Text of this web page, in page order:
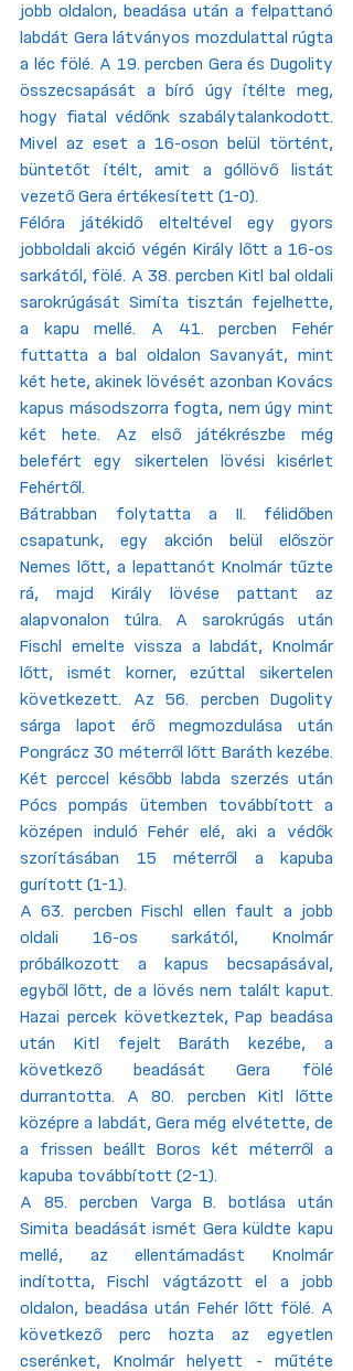
jobb oldalon, beadása után a felpattanó
labdát Gera látványos mozdulattal rúgta
a léc fölé. A 19. percben Gera és Dugolity
összecsapását a bíró úgy ítélte meg,
hogy fiatal védőnk szabálytalankodott.
Mivel az eset a 16-oson belül történt,
büntetőt ítélt, amit a góllövő listát
vezető Gera értékesített (1-0).
Félóra játékidő elteltével egy gyors
jobboldali akció végén Király lőtt a 16-os
sarkától, fölé. A 38. percben Kitl bal oldali
sarokrúgását Simíta tisztán fejelhette,
a kapu mellé. A 41. percben Fehér
futtatta a bal oldalon Savanyát, mint
két hete, akinek lövését azonban Kovács
kapus másodszorra fogta, nem úgy mint
két hete. Az első játékrészbe még
belefért egy sikertelen lövési kisérlet
Fehértől.
Bátrabban folytatta a II. félidőben
csapatunk, egy akción belül először
Nemes lőtt, a lepattanót Knolmár tűzte
rá, majd Király lövése pattant az
alapvonalon túlra. A sarokrúgás után
Fischl emelte vissza a labdát, Knolmár
lőtt, ismét korner, ezúttal sikertelen
következett. Az 56. percben Dugolity
sárga lapot érő megmozdulása után
Pongrácz 30 méterről lőtt Baráth kezébe.
Két perccel később labda szerzés után
Pócs pompás ütemben továbbított a
középen induló Fehér elé, aki a védők
szorításában 15 méterről a kapuba
gurított (1-1).
A 63. percben Fischl ellen fault a jobb
oldali 16-os sarkától, Knolmár
próbálkozott a kapus becsapásával,
egyből lőtt, de a lövés nem talált kaput.
Hazai percek következtek, Pap beadása
után Kitl fejelt Baráth kezébe, a
következő beadását Gera fölé
durrantotta. A 80. percben Kitl lőtte
középre a labdát, Gera még elvétette, de
a frissen beállt Boros két méterről a
kapuba továbbított (2-1).
A 85. percben Varga B. botlása után
Simita beadását ismét Gera küldte kapu
mellé, az ellentámadást Knolmár
indította, Fischl vágtázott el a jobb
oldalon, beadása után Fehér lőtt fölé. A
következő perc hozta az egyetlen
cserénket, Knolmár helyett - műtéte